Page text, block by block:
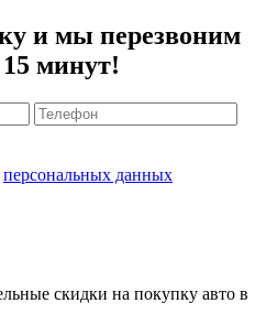
и мы перезвоним
минут!
персональных данных
скидки на покупку авто в